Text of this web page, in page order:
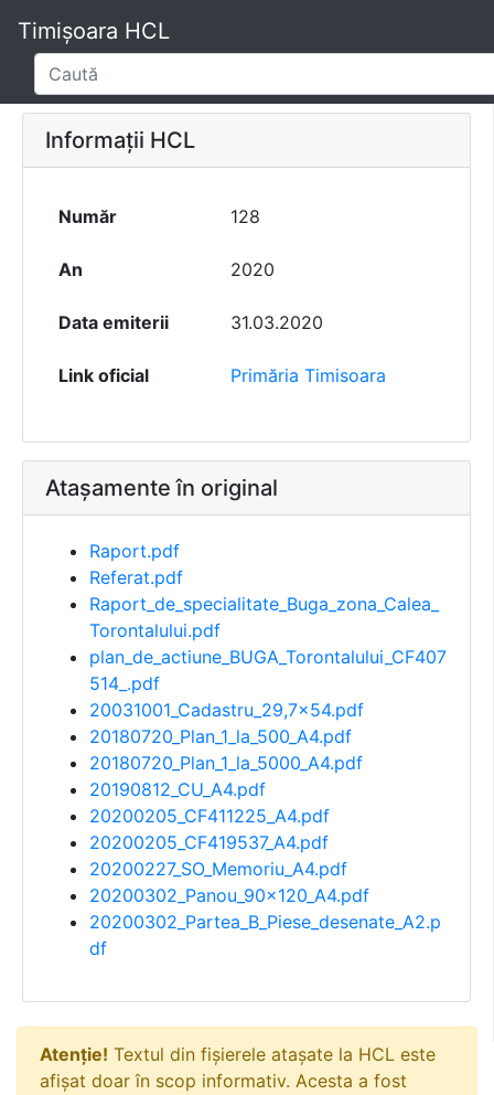
Timișoara HCL
Informații HCL
Număr 128
An 2020
Data emiterii 31.03.2020
Link oficial Primăria Timisoara
Atașamente în original
Raport.pdf
Referat.pdf
Raport_de_specialitate_Buga_zona_Calea_
Torontalului.pdf
plan_de_actiune_BUGA_Torontalului_CF407
514_.pdf
20031001_Cadastru_29,7x54.pdf
20180720_Plan_1_la_500_A4.pdf
20180720_Plan_1_la_5000_A4.pdf
20190812_CU_A4.pdf
20200205_CF411225_A4.pdf
20200205_CF419537_A4.pdf
20200227_SO_Memoriu_A4.pdf
20200302_Panou_90x120_A4.pdf
20200302_Partea_B_Piese_desenate_A2.p
df
Atenție! Textul din fișierele atașate la HCL este
afișat doar în scop informativ. Acesta a fost